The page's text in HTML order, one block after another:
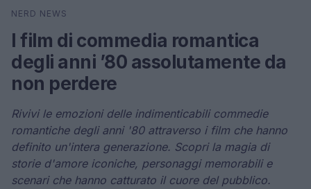
Cerca
NERD NEWS
I film di commedia romantica
degli anni ’80 assolutamente da
non perdere
Rivivi le emozioni delle indimenticabili commedie
romantiche degli anni '80 attraverso i film che hanno
definito un'intera generazione. Scopri la magia di
storie d'amore iconiche, personaggi memorabili e
scenari che hanno catturato il cuore del pubblico.